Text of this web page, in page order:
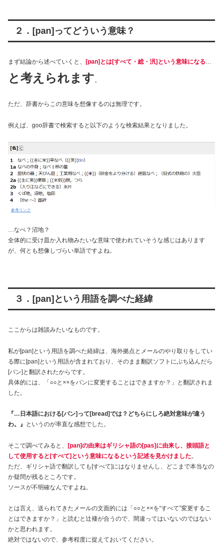
２．[pan]ってどういう意味？
まず結論から述べていくと、 [pan]とは[すべて・総・汎]という意味になる…
と考えられます。
ただ、辞書からこの意味を想像するのは無理です。
例えば、goo辞書で検索すると以下のような検索結果となりました。
参考リンク
…なべ？沼地？
全体的に受け皿か入れ物みたいな意味で使われていそうな感じはあります
が、何とも想像しづらい単語ですよね。
３．[pan]という用語を調べた経緯
ここからは雑談みたいなものです。
私が[pan]という用語を調べた経緯は、海外拠点とメールのやり取りをしてい
る際に[pan]という用語が含まれており、そのまま翻訳ソフトにぶち込んだら
[パン]と翻訳されたからです。
具体的には、「○○と××をパンに変更することはできますか？」と翻訳されま
した。
『…日本語における[パン]って[bread]では？どちらにしろ絶対意味が違う
わ。』 というのが率直な感想でした。
そこで調べてみると、 [pan]の由来はギリシャ語の[pas]に由来し、接頭語と
して使用すると[すべて]という意味になるという記述を見かけました。
ただ、ギリシャ語で翻訳しても[すべて]にはなりませんし、どこまで本当なの
か疑問が残るところです。
ソースが不明確なんですよね。
とは言え、送られてきたメールの文面的には「○○と××を“すべて”変更するこ
とはできますか？」と読むと辻褄が合うので、間違ってはいないのではない
かと思われます。
絶対ではないので、参考程度に捉えておいてください。